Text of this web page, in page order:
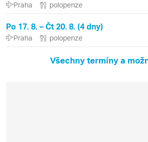
Praha polopenze
Po 17. 8. – Čt 20. 8. (4 dny)
Praha polopenze
Všechny termíny a